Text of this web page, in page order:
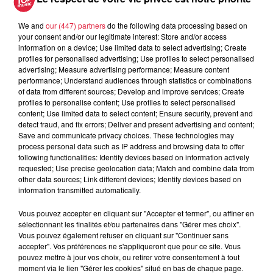
5 août 2026
Europa-Park : des précisons sur
l’après Euro-Mir
Dans la même série
vendredi 21 mars
La minute sport en Alsace avec Top Music
We and our (447) partnersdo the following data processing based on
your consent and/or our legitimate interest: Store and/or access
information on a device; Use limited data to select advertising; Create
profiles for personalised advertising; Use profiles to select personalised
advertising; Measure advertising performance; Measure content
performance; Understand audiences through statistics or combinations
of data from different sources; Develop and improve services; Create
profiles to personalise content; Use profiles to select personalised
content; Use limited data to select content; Ensure security, prevent and
detect fraud, and fix errors; Deliver and present advertising and content;
Save and communicate privacy choices. These technologies may
process personal data such as IP address and browsing data to offer
following functionalities: Identify devices based on information actively
requested; Use precise geolocation data; Match and combine data from
other data sources; Link different devices; Identify devices based on
information transmitted automatically.
Vous pouvez accepter en cliquant sur "Accepter et fermer", ou affiner en
sélectionnant les finalités et/ou partenaires dans "Gérer mes choix".
Vous pouvez également refuser en cliquant sur "Continuer sans
accepter". Vos préférences ne s'appliqueront que pour ce site. Vous
pouvez mettre à jour vos choix, ou retirer votre consentement à tout
moment via le lien "Gérer les cookies" situé en bas de chaque page.